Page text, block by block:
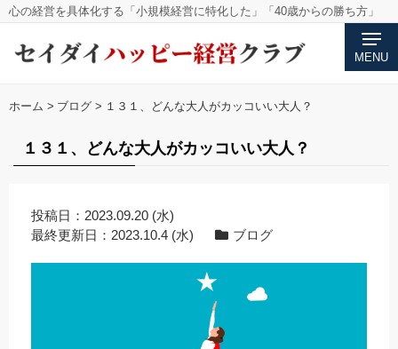
心の経営を具体化する「小規模経営に特化した」「40歳からの勝ち方」
MENU
ホーム > ブログ > １３１、どんな大人がカッコいい大人？
１３１、どんな大人がカッコいい大人？
投稿日： 2023.09.20 (水)
最終更新日： 2023.10.4 (水) ブログ